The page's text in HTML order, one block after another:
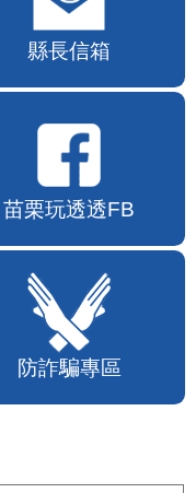
縣長信箱
苗栗玩透透FB
防詐騙專區